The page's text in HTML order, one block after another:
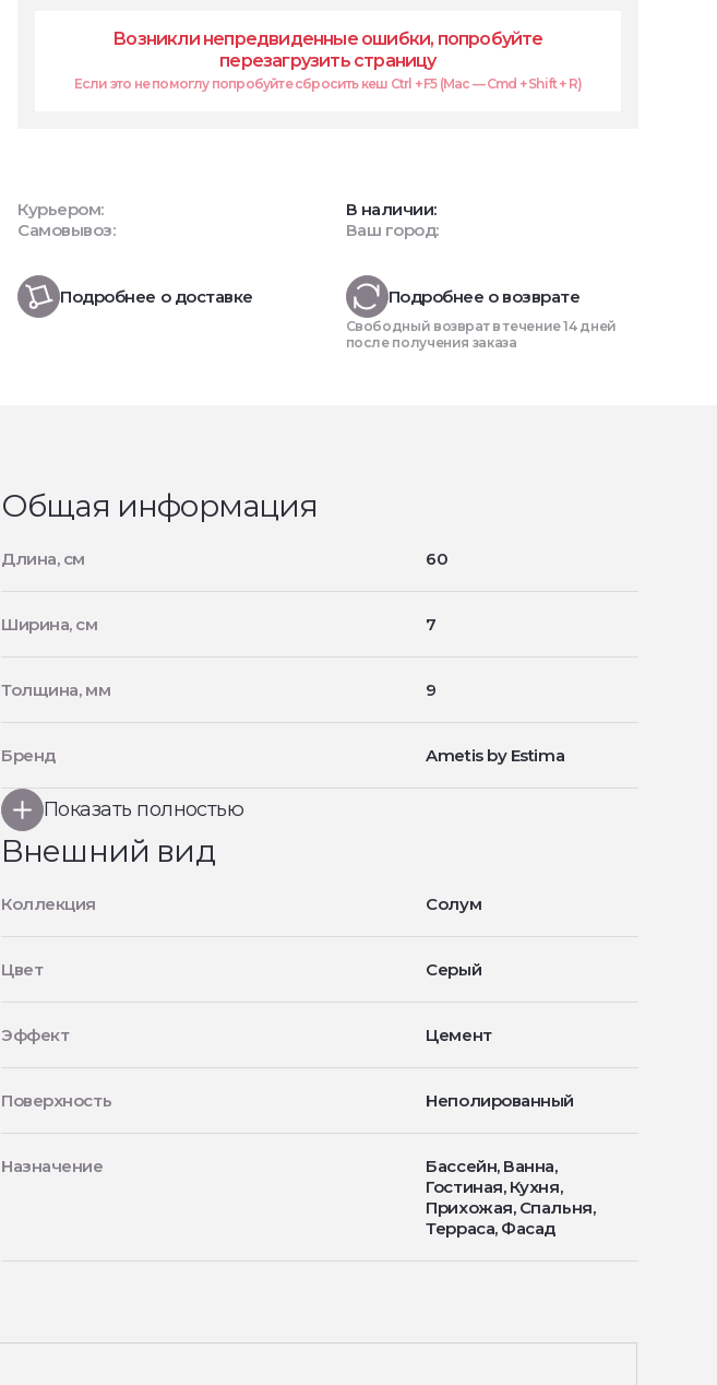
Возникли непредвиденные ошибки, попробуйте
перезагрузить страницу
Если это не помоглу попробуйте сбросить кеш Ctrl + F5 (Mac — Cmd + Shift + R)
Курьером:
Самовывоз:
В наличии:
Ваш город:
Подробнее о доставке Подробнее о возврате
Свободный возврат в течение 14 дней
после получения заказа
Общая информация
Длина, см 60
Ширина, см 7
Толщина, мм 9
Бренд Ametis by Estima
Показать полностью
Внешний вид
Коллекция Солум
Цвет Серый
Эффект Цемент
Поверхность Неполированный
Назначение
Бассейн, Ванна,
Гостиная, Кухня,
Прихожая, Спальня,
Терраса, Фасад